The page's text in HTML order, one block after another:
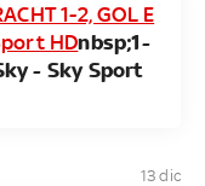
1-2, GOL E
HDnbsp;1-
- Sky Sport
13 dic